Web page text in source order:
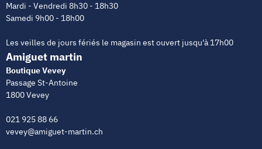
Mardi - Vendredi 8h30 - 18h30
Samedi 9h00 - 18h00
Les veilles de jours fériés le magasin est ouvert jusqu'à 17h00
Amiguet martin
Boutique Vevey
Passage St-Antoine
1800 Vevey
021 925 88 66
vevey@amiguet-martin.ch